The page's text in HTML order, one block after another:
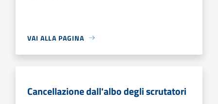
VAI ALLA PAGINA
Cancellazione dall'albo degli scrutatori